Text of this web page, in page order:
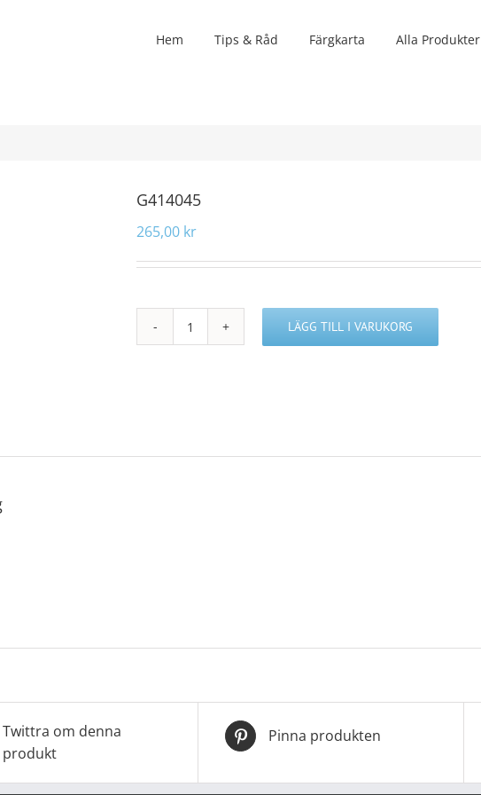
Hem Tips & Råd Färgkarta Alla Produkter
G414045
265,00 kr
G414045
LÄGG TILL I VARUKORG
Twittra om denna
produkt
Pinna produkten